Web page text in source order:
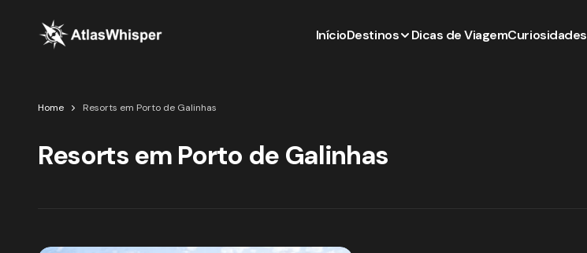
InícioDestinos Dicas de ViagemCuriosidades
Home Resorts em Porto de Galinhas
Resorts em Porto de Galinhas